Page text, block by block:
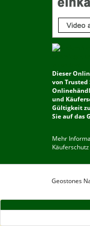
Dieser
von Trusted
und
Gültigkeit
Sie auf das
Mehr
Käuferschutz
Geostones